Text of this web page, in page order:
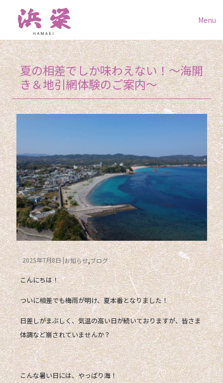
Menu
夏の相差でしか味わえない！〜海開
き＆地引網体験のご案内〜
2025年7月8日 お知らせ ブログ
こんにちは！
ついに相差でも梅雨が明け、夏本番となりました！
日差しがまぶしく、気温の高い日が続いておりますが、皆さま
体調など崩されていませんか？
こんな暑い日には、やっぱり海！